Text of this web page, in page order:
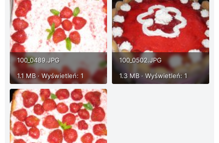
100_0489.JPG
1.1 MB · Wyświetleń: 1
100_0502.JPG
1.3 MB · Wyświetleń: 1